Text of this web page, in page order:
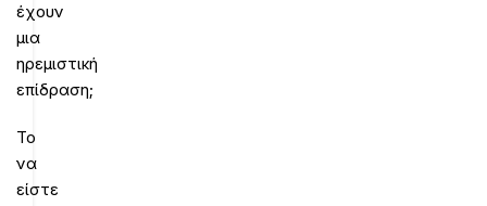
έχουν
μια
ηρεμιστική
επίδραση;
Το
να
είστε